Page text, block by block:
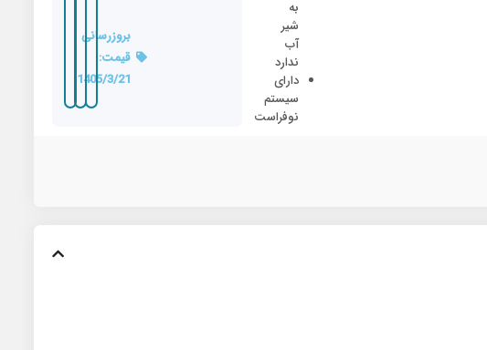
به
شیر
آب
ندارد
دارای
سیستم
نوفراست
بروزرسانی
قیمت:
1405/3/21